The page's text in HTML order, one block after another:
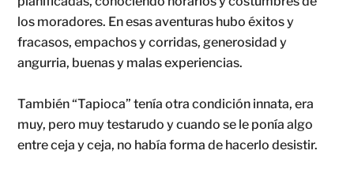
los moradores. En esas aventuras hubo éxitos y
fracasos, empachos y corridas, generosidad y
angurria, buenas y malas experiencias.
También “Tapioca” tenía otra condición innata, era
muy, pero muy testarudo y cuando se le ponía algo
entre ceja y ceja, no había forma de hacerlo desistir.